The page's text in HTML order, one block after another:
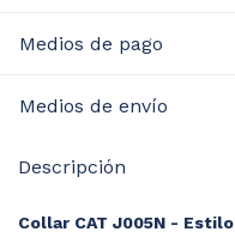
Medios de pago
Medios de envío
Descripción
Collar CAT J005N -